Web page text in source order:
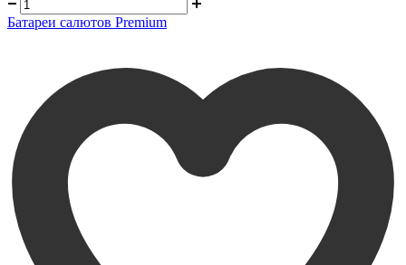
Батареи салютов Premium